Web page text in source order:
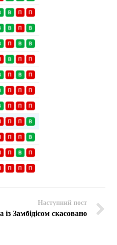
Наступний пост
Замбідісом скасовано